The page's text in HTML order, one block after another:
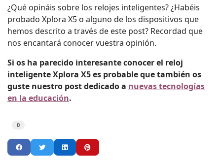
¿Qué opináis sobre los relojes inteligentes? ¿Habéis
probado Xplora X5 o alguno de los dispositivos que
hemos descrito a través de este post? Recordad que
nos encantará conocer vuestra opinión.
Si os ha parecido interesante conocer el reloj
inteligente Xplora X5 es probable que también os
guste nuestro post dedicado a nuevas tecnologías
en la educación.
0